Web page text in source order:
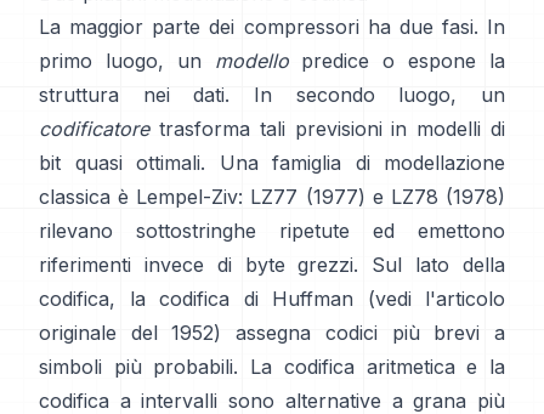
La maggior parte dei compressori ha due fasi. In
primo luogo, un modellopredice o espone la
struttura nei dati. In secondo luogo, un
codificatoretrasforma tali previsioni in modelli di
bit quasi ottimali. Una famiglia di modellazione
classica è Lempel-Ziv: LZ77 (1977) e LZ78 (1978)
rilevano sottostringhe ripetute ed emettono
riferimenti invece di byte grezzi. Sul lato della
codifica, la codifica di Huffman
(vedi l'articolo
originale del 1952) assegna codici più brevi a
simboli più probabili. La codifica aritmetica e la
codifica a intervalli sono alternative a grana più